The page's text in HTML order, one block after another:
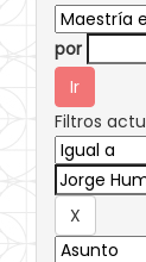
por
Filtros